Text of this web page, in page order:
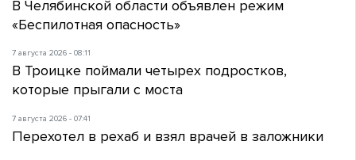
В Челябинской области объявлен режим
«Беспилотная опасность»
7 августа 2026 - 08:11
В Троицке поймали четырех подростков,
которые прыгали с моста
7 августа 2026 - 07:41
Перехотел в рехаб и взял врачей в заложники